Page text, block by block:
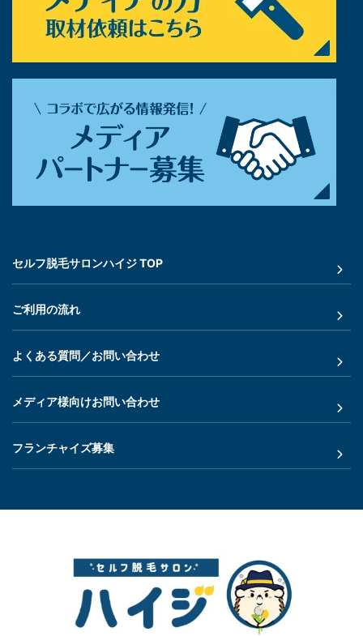
セルフ脱毛サロンハイジ TOP
ご利用の流れ
よくある質問／お問い合わせ
メディア様向けお問い合わせ
フランチャイズ募集